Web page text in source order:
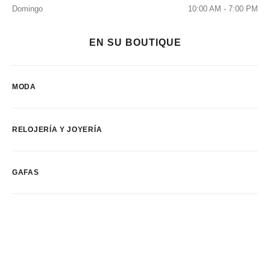
Domingo
10:00 AM - 7:00 PM
EN SU BOUTIQUE
MODA
RELOJERÍA Y JOYERÍA
GAFAS